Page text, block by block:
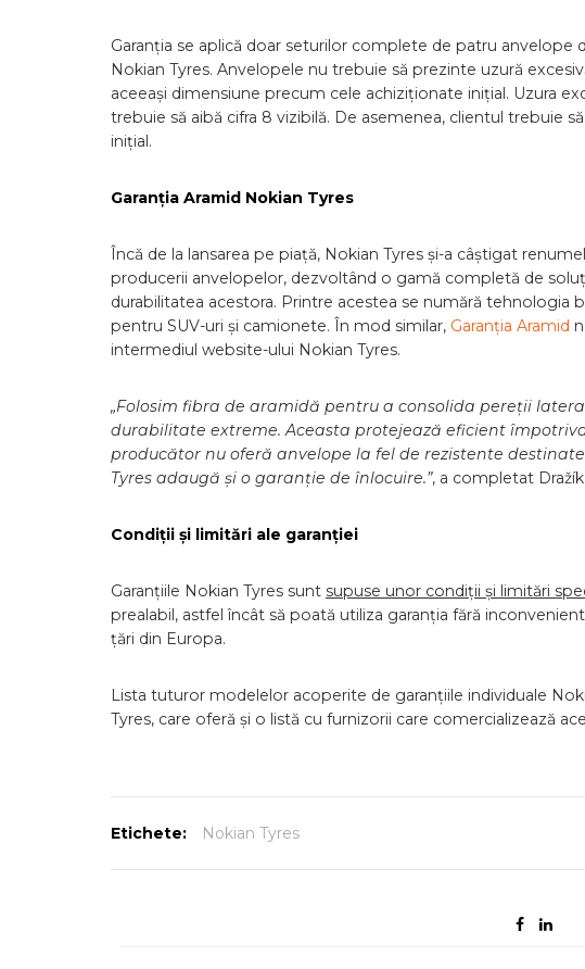
Garanția se aplică doar seturilor complete de patru anvelope
Nokian Tyres. Anvelopele nu trebuie să prezinte uzură
aceeași dimensiune precum cele achiziționate inițial. Uzura
trebuie să aibă cifra 8 vizibilă. De asemenea, clientul trebuie
inițial.
Garanția Aramid Nokian Tyres
Încă de la lansarea pe piață, Nokian Tyres și-a câștigat
producerii anvelopelor, dezvoltând o gamă completă de
durabilitatea acestora. Printre acestea se numără tehnologia
pentru SUV-uri și camionete. În mod similar, Garanția Aramid
intermediul website-ului Nokian Tyres.
„Folosim fibra de aramidă pentru a consolida pereții
durabilitate extreme. Aceasta protejează eficient
producător nu oferă anvelope la fel de rezistente
Tyres adaugă și o garanție de înlocuire.”, a completat Dražík.
Condiții și limitări ale garanției
Garanțiile Nokian Tyres sunt supuse unor condiții și limitări
prealabil, astfel încât să poată utiliza garanția fără
țări din Europa.
Lista tuturor modelelor acoperite de garanțiile individuale
Tyres, care oferă și o listă cu furnizorii care comercializează
Etichete: Nokian Tyres